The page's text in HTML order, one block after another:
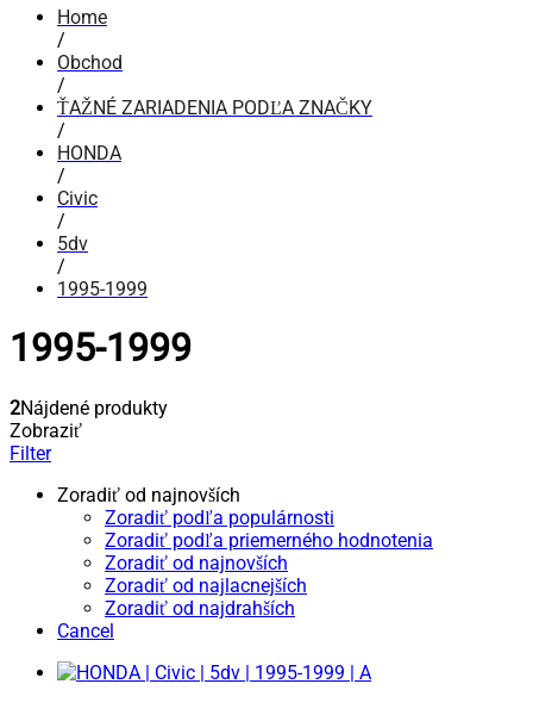
Home
/
Obchod
/
ŤAŽNÉ ZARIADENIA PODĽA ZNAČKY
/
HONDA
/
Civic
/
5dv
/
1995-1999
1995-1999
2Nájdené produkty
Zobraziť
Filter
Zoradiť od najnovších
Zoradiť podľa populárnosti
Zoradiť podľa priemerného hodnotenia
Zoradiť od najnovších
Zoradiť od najlacnejších
Zoradiť od najdrahších
Cancel